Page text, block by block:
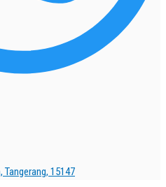
Tangerang, 15147